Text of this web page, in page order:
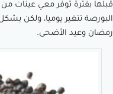
قبلها بفترة توفر معي عينات
البورصة تتغير يوميا، ولكن
رمضان وعيد الأضحى.